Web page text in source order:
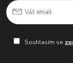
Souhlasím se